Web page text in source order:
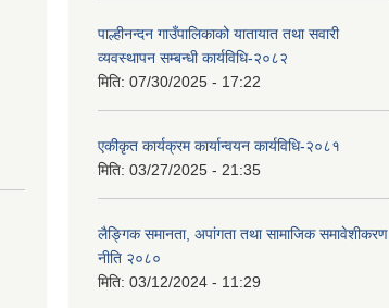
पाल्हीनन्दन गाउँपालिकाको यातायात तथा सवारी
व्यवस्थापन सम्बन्धी कार्यविधि-२०८२
मिति: 07/30/2025 - 17:22
एकीकृत कार्यक्रम कार्यान्वयन कार्यविधि-२०८१
मिति: 03/27/2025 - 21:35
लैङ्गिक समानता, अपांगता तथा सामाजिक समावेशीकरण
नीति २०८०
मिति: 03/12/2024 - 11:29